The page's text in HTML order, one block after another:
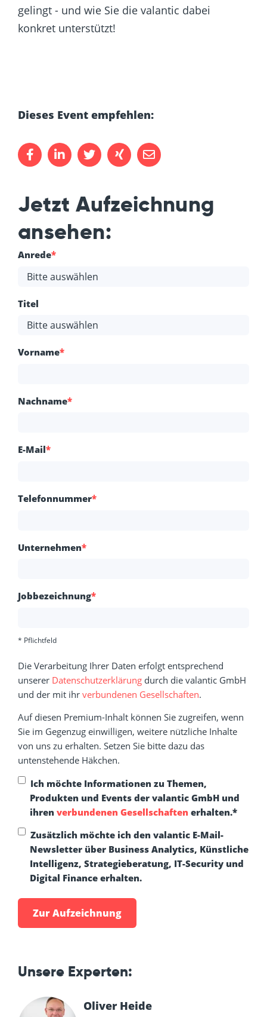
gelingt - und wie Sie die valantic dabei
konkret unterstützt!
Dieses Event empfehlen:
Jetzt Aufzeichnung
ansehen:
Anrede*
Titel
Vorname*
Nachname*
E-Mail*
Telefonnummer*
Unternehmen*
Jobbezeichnung*
* Pflichtfeld
Die Verarbeitung Ihrer Daten erfolgt entsprechend
unserer Datenschutzerklärung durch die valantic GmbH
und der mit ihr verbundenen Gesellschaften.
Auf diesen Premium-Inhalt können Sie zugreifen, wenn
Sie im Gegenzug einwilligen, weitere nützliche Inhalte
von uns zu erhalten. Setzen Sie bitte dazu das
untenstehende Häkchen.
Ich möchte Informationen zu Themen,
Produkten und Events der valantic GmbH und
ihren verbundenen Gesellschaften erhalten.*
Zusätzlich möchte ich den valantic E-Mail-
Newsletter über Business Analytics, Künstliche
Intelligenz, Strategieberatung, IT-Security und
Digital Finance erhalten.
Unsere Experten:
Oliver Heide